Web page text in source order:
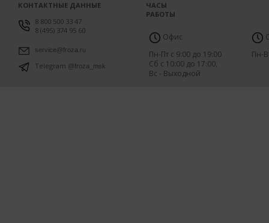
КОНТАКТНЫЕ ДАННЫЕ
8 800 500 33 47
8 (495) 374 95 60
service@froza.ru
Telegram @froza_msk
ЧАСЫ
РАБОТЫ
Офис
Пн-Пт с 9:00 до 19:00
Сб с 10:00 до 17:00,
Вс - Выходной
Пн-